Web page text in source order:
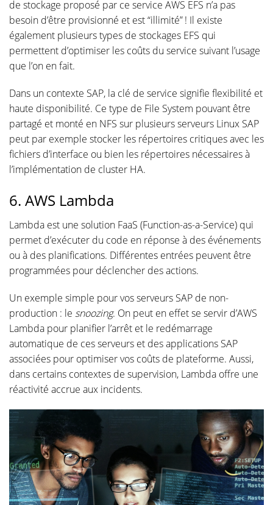
de stockage proposé par ce service AWS EFS n’a pas
besoin d’être provisionné et est “illimité” ! Il existe
également plusieurs types de stockages EFS qui
permettent d’optimiser les coûts du service suivant l’usage
que l’on en fait.
Dans un contexte SAP, la clé de service signifie flexibilité et
haute disponibilité. Ce type de File System pouvant être
partagé et monté en NFS sur plusieurs serveurs Linux SAP
peut par exemple stocker les répertoires critiques avec les
fichiers d’interface ou bien les répertoires nécessaires à
l’implémentation de cluster HA.
6. AWS Lambda
Lambda est une solution FaaS (Function-as-a-Service) qui
permet d’exécuter du code en réponse à des événements
ou à des planifications. Différentes entrées peuvent être
programmées pour déclencher des actions.
Un exemple simple pour vos serveurs SAP de non-
production : le snoozing. On peut en effet se servir d’AWS
Lambda pour planifier l’arrêt et le redémarrage
automatique de ces serveurs et des applications SAP
associées pour optimiser vos coûts de plateforme. Aussi,
dans certains contextes de supervision, Lambda offre une
réactivité accrue aux incidents.